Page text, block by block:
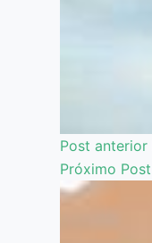
Post anterior
Próximo Post